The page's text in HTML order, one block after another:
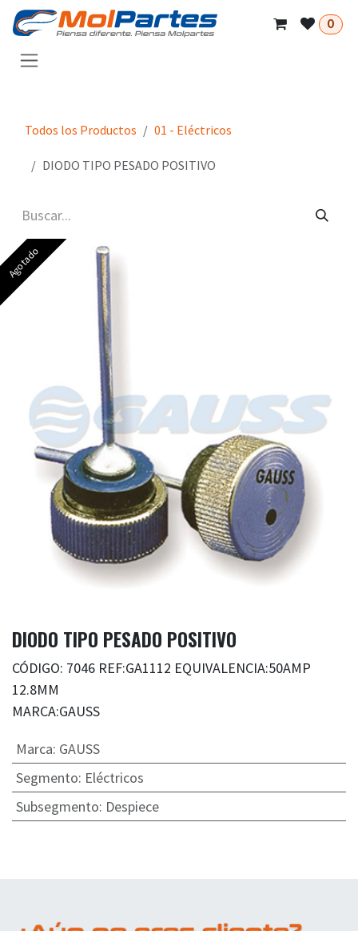
Ir al contenido
0
Todos los Productos 01 - Eléctricos
DIODO TIPO PESADO POSITIVO
Agotado
DIODO TIPO PESADO POSITIVO
CÓDIGO: 7046 REF:GA1112 EQUIVALENCIA:50AMP
12.8MM
MARCA:GAUSS
Marca: GAUSS
Segmento: Eléctricos
Subsegmento: Despiece